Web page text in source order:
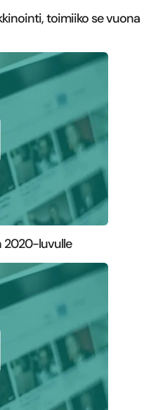
toimiiko se vuona
2020-luvulle